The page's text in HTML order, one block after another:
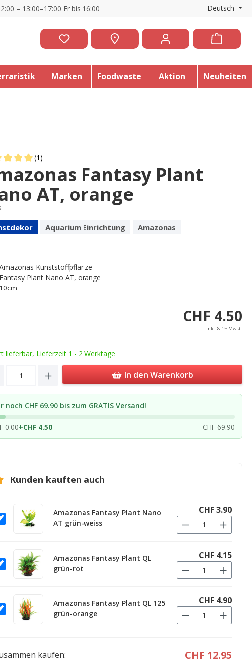
– 13:00–17:00 Fr bis 16:00 Deutsch
Marken Foodwaste Aktion Neuheiten
rating of 5 out of 5 stars
(1)
Fantasy Plant
AT, orange
Aquarium Einrichtung Amazonas
Amazonas Kunststoffpflanze
Fantasy Plant Nano AT, orange
10cm
CHF 4.50
Inkl. 8.1% Mwst.
lieferbar, Lieferzeit 1 - 2 Werktage
Quantity: Enter the desired amount
In den Warenkorb
noch CHF 69.90 bis zum GRATIS Versand!
0.00+CHF 4.50 CHF 69.90
Kunden kauften auch
Amazonas Fantasy Plant Nano
AT grün-weiss
CHF 3.90
Amazonas Fantasy Plant QL
grün-rot
CHF 4.15
Amazonas Fantasy Plant QL 125
grün-orange
CHF 4.90
kaufen: CHF 12.95